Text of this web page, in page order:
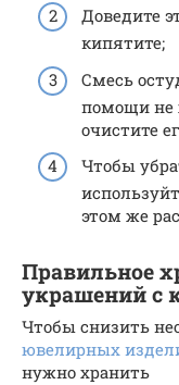
Доведите
кипятите;
Смесь
помощи не
очистите
Чтобы
этом же
Правильное
украшений с
Чтобы снизить
ювелирных
нужно хранить